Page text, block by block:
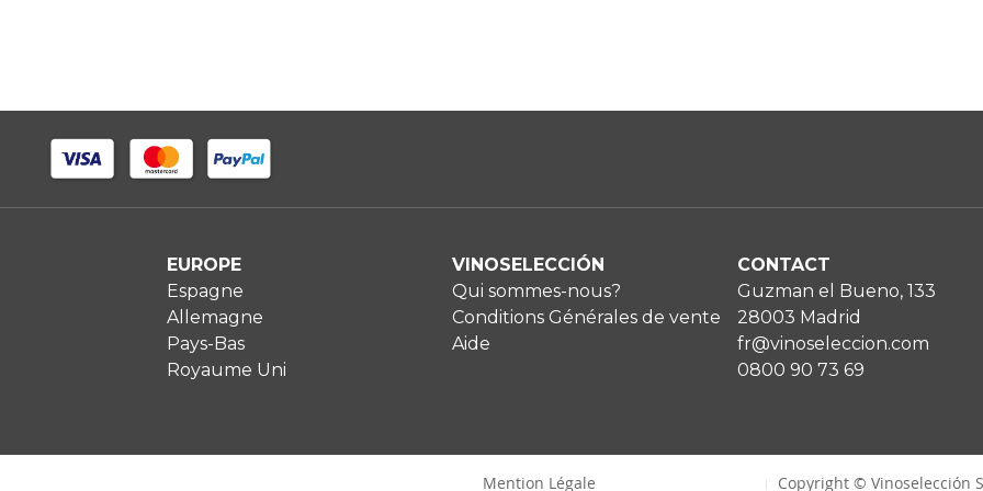
EUROPE
Espagne
Allemagne
Pays-Bas
Royaume Uni
VINOSELECCIÓN
Qui sommes-nous?
Conditions Générales de vente
Aide
CONTACT
Guzman el Bueno, 133
28003 Madrid
fr@vinoseleccion.com
0800 90 73 69
Mention Légale Copyright © Vinoselección